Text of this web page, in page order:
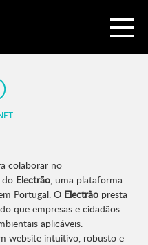
colaborar no
do Electrão, uma plataforma
Portugal. O Electrão presta
que empresas e cidadãos
aplicáveis.
website intuitivo, robusto e